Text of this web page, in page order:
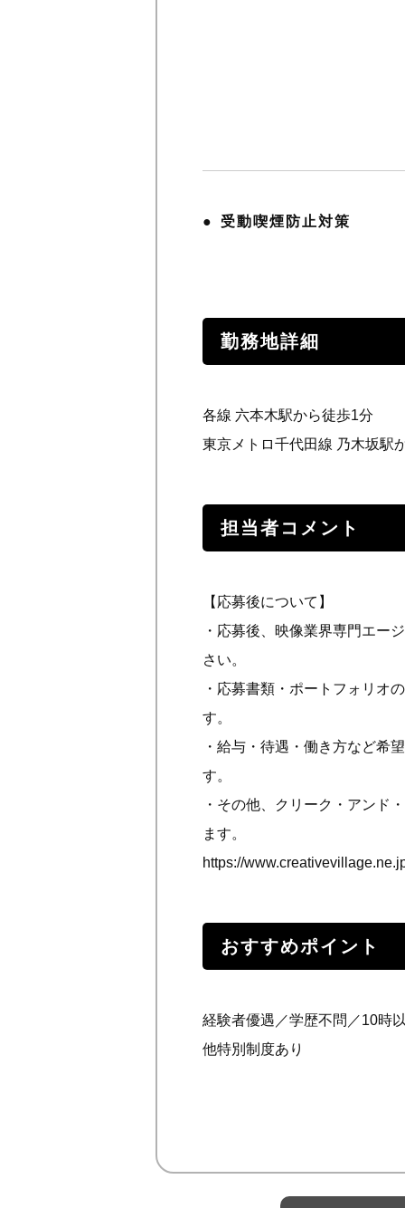
受動喫煙防止対策
勤務地詳細
各線 六本木駅から徒歩1分
東京メトロ千代田線 乃木坂駅
担当者コメント
【応募後について】
・応募後、映像業界専門エー
さい。
・応募書類・ポートフォリオ
す。
・給与・待遇・働き方など希
す。
・その他、クリーク・アンド
ます。
https://
おすすめポイント
経験者優遇／学歴不問／10時
他特別制度あり